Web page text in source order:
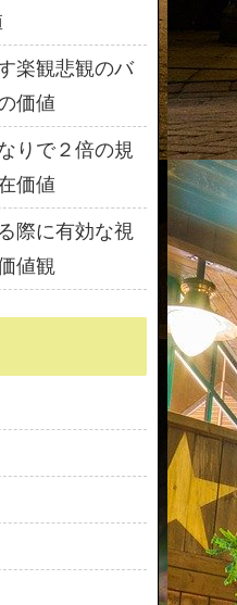
楽観悲観のバ
価値
りで２倍の規
価値
際に有効な視
値観